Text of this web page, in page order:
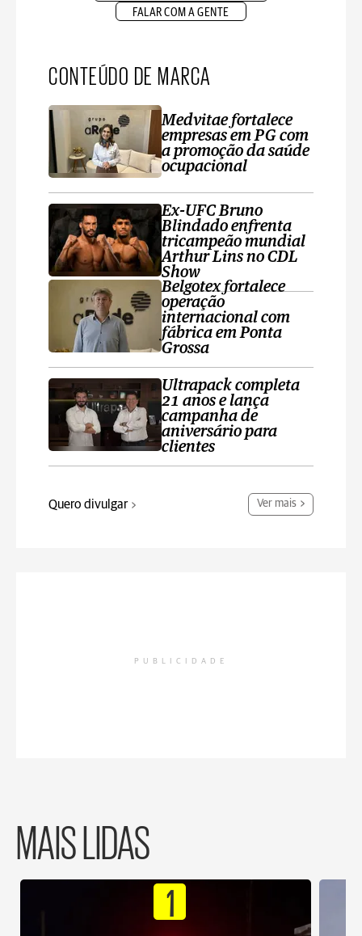
FALAR COM A GENTE
CONTEÚDO DE MARCA
Medvitae fortalece
empresas em PG com
a promoção da saúde
ocupacional
Ex-UFC Bruno
Blindado enfrenta
tricampeão mundial
Arthur Lins no CDL
Show
Belgotex fortalece
operação
internacional com
fábrica em Ponta
Grossa
Ultrapack completa
21 anos e lança
campanha de
aniversário para
clientes
Quero divulgar Ver mais
PUBLICIDADE
MAIS LIDAS
1